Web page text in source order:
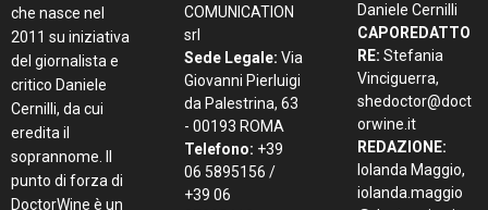
che nasce nel
2011 su iniziativa
del giornalista e
critico Daniele
Cernilli, da cui
eredita il
soprannome. Il
punto di forza di
DoctorWine è un
COMUNICATION
srl
Sede Legale: Via
Giovanni Pierluigi
da Palestrina, 63
- 00193 ROMA
Telefono: +39
06 5895156 /
+39 06
Daniele Cernilli
CAPOREDATTO
RE: Stefania
Vinciguerra,
shedoctor@doct
orwine.it
REDAZIONE:
Iolanda Maggio,
iolanda.maggio